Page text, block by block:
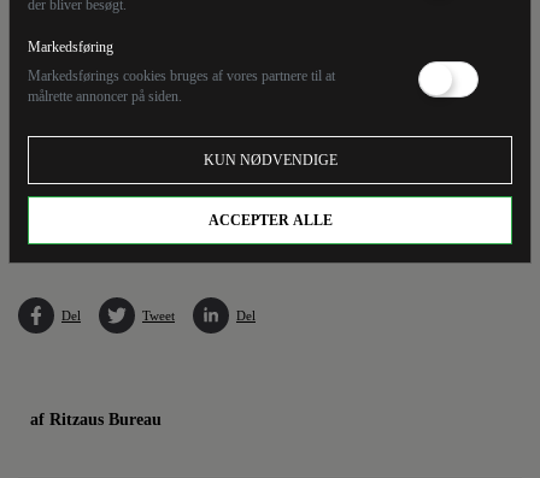
der bliver besøgt.
Markedsføring
Markedsførings cookies bruges af vores partnere til at
målrette annoncer på siden.
KUN NØDVENDIGE
ACCEPTER ALLE
Mellem 2010 og 2020 smeltede gletsjerisen i Hindu Kush-Himalaya-regionen 65
procent hurtigere end i det foregående årti. (Arkivfoto).
Del Tweet Del
af Ritzaus Bureau